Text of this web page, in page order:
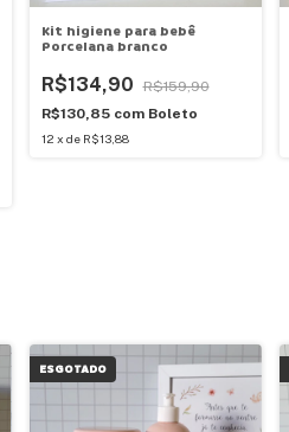
Kit higiene para bebê
Porcelana branco
R$134,90
R$159,90
R$130,85 com Boleto
12 x de R$13,88
ESGOTADO